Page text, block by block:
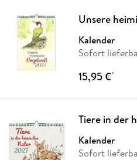
Unsere
Kalender
Sofort
15,95 €*
Tiere in der
Kalender
Sofort